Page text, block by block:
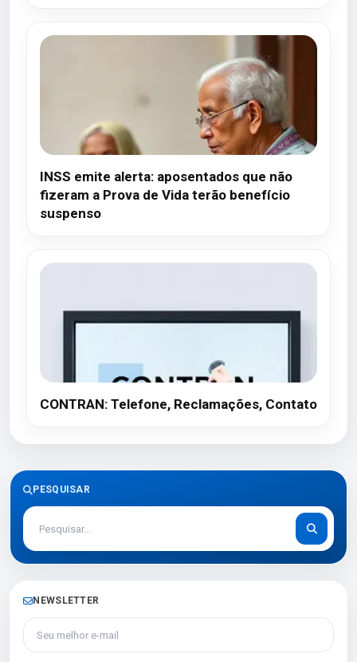
INSS emite alerta: aposentados que não
fizeram a Prova de Vida terão benefício
suspenso
CONTRAN: Telefone, Reclamações, Contato
PESQUISAR
NEWSLETTER
Seu melhor e-mail